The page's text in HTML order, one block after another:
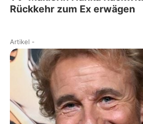
Rückkehr zum Ex erwägen
Artikel -